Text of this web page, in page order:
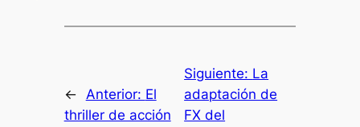
← Anterior: El
thriller de acción
Siguiente: La
adaptación de
FX del